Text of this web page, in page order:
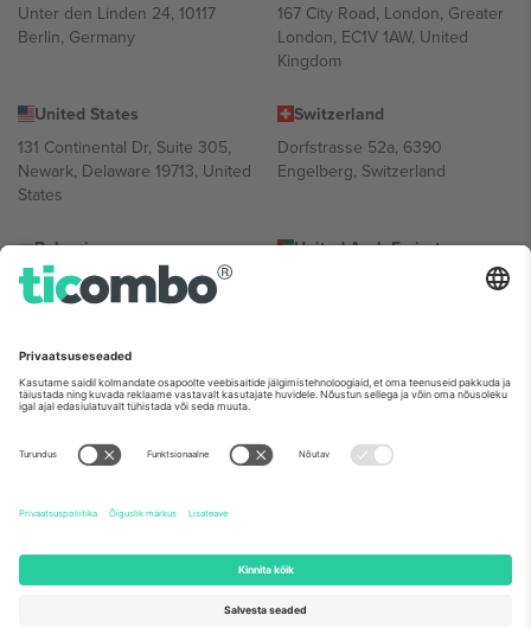
Unter den Linden 24, 10117
Berlin, Germany
167 City Road, London, Greater
London, EC1V 1AW, United
Kingdom
United States
131 Continental Dr, Suite 305,
Newark, Delaware 19713, United
States
Switzerland
Dorfstrasse 52a, 6390
Engelberg, Switzerland
Bulgaria
Regus Sofia City West, bul
Totleben 53-55, 1606 Sofia,
United Arab Emirates
UAE Dubai Silicon Oasis, DDP
Mexico
Av Chapultepec 360, Roma
Norte, Cuauhtémoc, 06700
Ciudad de México, CDMX,
sündmusest ja/või domeenist. Detailide jaoks vaata konkreetse
sündmuse lehte, impressumit ja tingimusi.,
2026 Ticombo. Kõik õigused kaitstud.